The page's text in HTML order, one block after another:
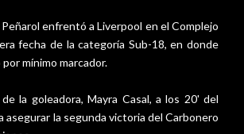
enfrentó a Liverpool en el Complejo
fecha de la categoría Sub-18, en donde
mínimo marcador.
la goleadora, Mayra Casal, a los 20' del
asegurar la segunda victoria del Carbonero